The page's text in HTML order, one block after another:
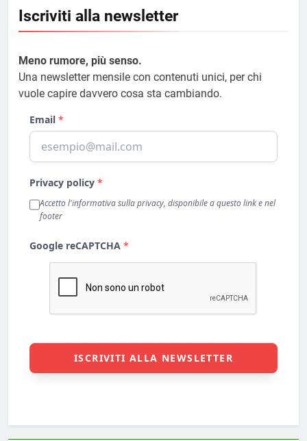
Iscriviti alla newsletter
Meno rumore, più senso.
Una newsletter mensile con contenuti unici, per chi
vuole capire davvero cosa sta cambiando.